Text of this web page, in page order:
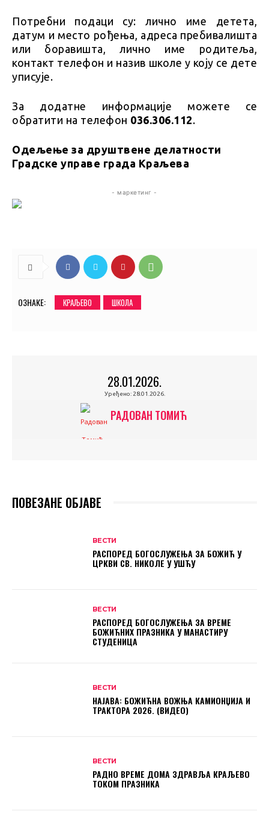
Потребни подаци су: лично име детета,
датум и место рођења, адреса пребивалишта
или боравишта, лично име родитеља,
контакт телефон и назив школе у коју се дете
уписује.
За додатне информације можете се
обратити на телефон 036.306.112.
Одељење за друштвене делатности
Градске управе града Краљева
- маркетинг -
ОЗНАКЕ: КРАЉЕВО ШКОЛА
28.01.2026.
Уређено: 28.01.2026.
РАДОВАН ТОМИЋ
ПОВЕЗАНЕ ОБЈАВЕ
ВЕСТИ
РАСПОРЕД БОГОСЛУЖЕЊА ЗА БОЖИЋ У
ЦРКВИ СВ. НИКОЛЕ У УШЋУ
ВЕСТИ
РАСПОРЕД БОГОСЛУЖЕЊА ЗА ВРЕМЕ
БОЖИЋНИХ ПРАЗНИКА У МАНАСТИРУ
СТУДЕНИЦА
ВЕСТИ
НАЈАВА: БОЖИЋНА ВОЖЊА КАМИОНЏИЈА И
ТРАКТОРА 2026. (ВИДЕО)
ВЕСТИ
РАДНО ВРЕМЕ ДОМА ЗДРАВЉА КРАЉЕВО
ТОКОМ ПРАЗНИКА